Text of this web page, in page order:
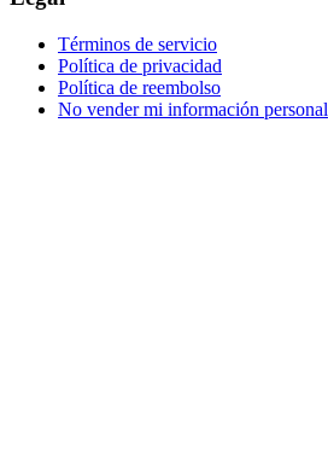
Términos de servicio
Política de privacidad
Política de reembolso
No vender mi información personal